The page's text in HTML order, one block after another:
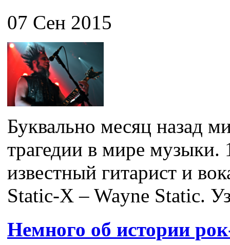
07 Сен 2015
Буквально месяц назад
трагедии в мире музыки.
известный гитарист и
Static-X – Wayne Static.
Немного об истории